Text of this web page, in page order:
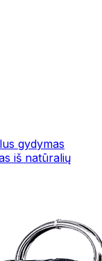
gydymas
iš natūralių